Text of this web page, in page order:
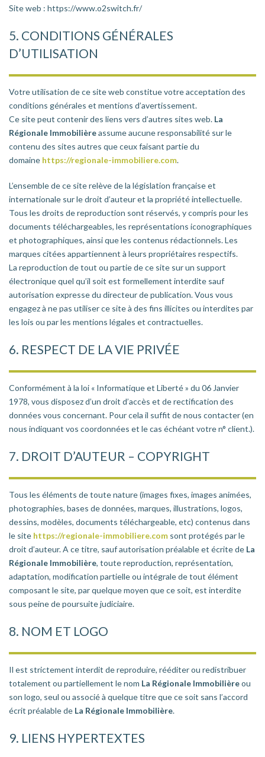
Site web : https://www.o2switch.fr/
5. CONDITIONS GÉNÉRALES
D’UTILISATION
Votre utilisation de ce site web constitue votre acceptation des
conditions générales et mentions d’avertissement.
Ce site peut contenir des liens vers d’autres sites web. La
Régionale Immobilièreassume aucune responsabilité sur le
contenu des sites autres que ceux faisant partie du
domaine https://regionale-immobiliere.com.
L’ensemble de ce site relève de la législation française et
internationale sur le droit d’auteur et la propriété intellectuelle.
Tous les droits de reproduction sont réservés, y compris pour les
documents téléchargeables, les représentations iconographiques
et photographiques, ainsi que les contenus rédactionnels. Les
marques citées appartiennent à leurs propriétaires respectifs.
La reproduction de tout ou partie de ce site sur un support
électronique quel qu’il soit est formellement interdite sauf
autorisation expresse du directeur de publication. Vous vous
engagez à ne pas utiliser ce site à des fins illicites ou interdites par
les lois ou par les mentions légales et contractuelles.
6. RESPECT DE LA VIE PRIVÉE
Conformément à la loi « Informatique et Liberté » du 06 Janvier
1978, vous disposez d’un droit d’accès et de rectification des
données vous concernant. Pour cela il suffit de nous contacter (en
nous indiquant vos coordonnées et le cas échéant votre n° client.).
7. DROIT D’AUTEUR – COPYRIGHT
Tous les éléments de toute nature (images fixes, images animées,
photographies, bases de données, marques, illustrations, logos,
dessins, modèles, documents téléchargeable, etc) contenus dans
le site https://regionale-immobiliere.com sont protégés par le
droit d’auteur. A ce titre, sauf autorisation préalable et écrite de La
Régionale Immobilière, toute reproduction, représentation,
adaptation, modification partielle ou intégrale de tout élément
composant le site, par quelque moyen que ce soit, est interdite
sous peine de poursuite judiciaire.
8. NOM ET LOGO
Il est strictement interdit de reproduire, rééditer ou redistribuer
totalement ou partiellement le nom La Régionale Immobilièreou
son logo, seul ou associé à quelque titre que ce soit sans l’accord
écrit préalable de La Régionale Immobilière.
9. LIENS HYPERTEXTES